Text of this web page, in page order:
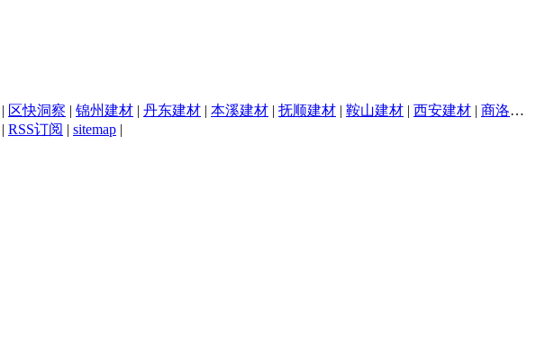
| 区快洞察 | 锦州建材 | 丹东建材 | 本溪建材 | 抚顺建材 | 鞍山建材 | 西安建材 | 商洛建材
| RSS订阅 | sitemap |